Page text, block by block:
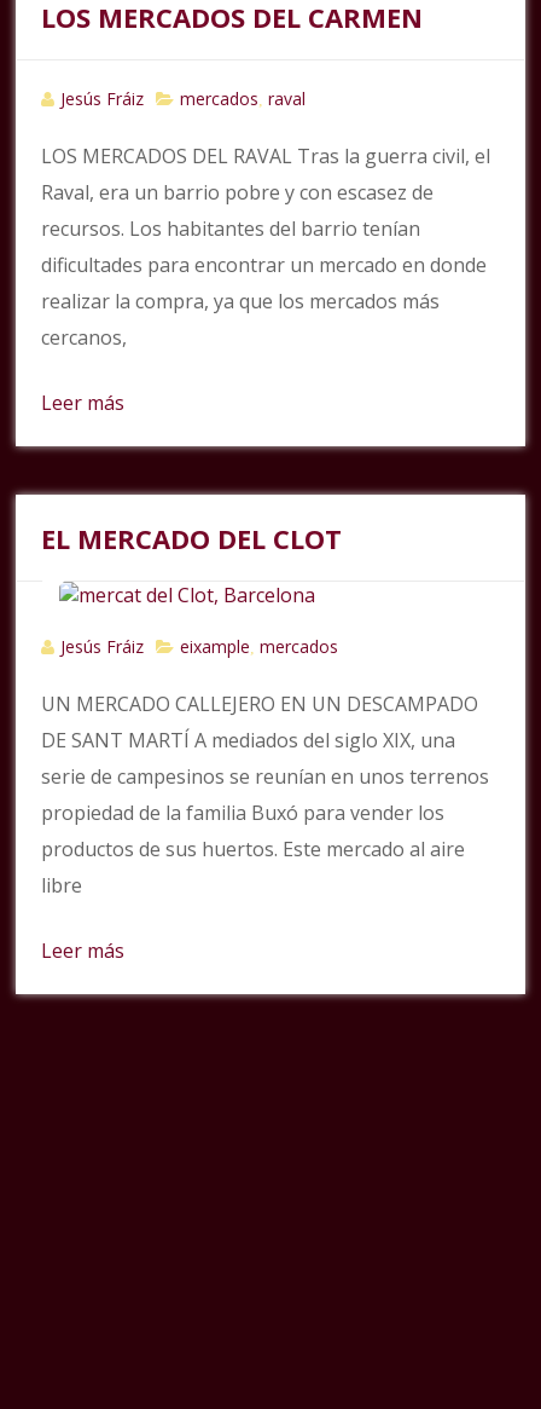
LOS MERCADOS DEL CARMEN
Jesús Fráiz mercados ,raval
LOS MERCADOS DEL RAVAL Tras la guerra civil, el
Raval, era un barrio pobre y con escasez de
recursos. Los habitantes del barrio tenían
dificultades para encontrar un mercado en donde
realizar la compra, ya que los mercados más
cercanos,
Leer más
EL MERCADO DEL CLOT
Jesús Fráiz eixample ,mercados
UN MERCADO CALLEJERO EN UN DESCAMPADO
DE SANT MARTÍ A mediados del siglo XIX, una
serie de campesinos se reunían en unos terrenos
propiedad de la familia Buxó para vender los
productos de sus huertos. Este mercado al aire
libre
Leer más